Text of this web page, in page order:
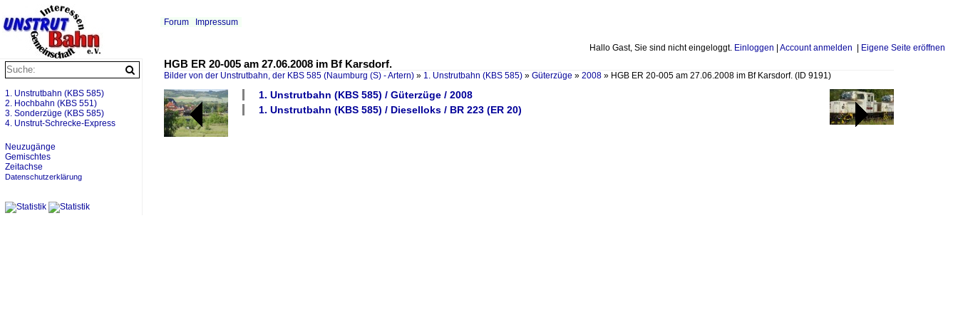
Hallo Gast, Sie sind nicht eingeloggt. Einloggen Account anmelden Eigene Seite eröffnen
Forum Impressum
HGB ER 20-005 am 27.06.2008 im Bf Karsdorf.
Bilder von der Unstrutbahn, der KBS 585 (Naumburg (S) - Artern) » 1. Unstrutbahn (KBS 585) » Güterzüge » 2008 » HGB ER 20-005 am 27.06.2008 im Bf Karsdorf. (ID 9191)
1. Unstrutbahn (KBS 585) / Güterzüge / 2008
1. Unstrutbahn (KBS 585) / Dieselloks / BR 223 (ER 20)
1. Unstrutbahn (KBS 585)
2. Hochbahn (KBS 551)
3. Sonderzüge (KBS 585)
4. Unstrut-Schrecke-Express
Neuzugänge
Gemischtes
Zeitachse
Datenschutzerklärung